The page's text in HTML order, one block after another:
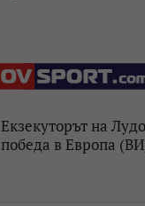
Екзекуторът на
победа в Европа